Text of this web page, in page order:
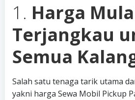
1. Harga
Terjangkau
Semua
Salah satu tenaga tarik utama
yakni harga Sewa Mobil Pickup